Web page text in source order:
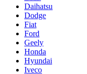
Daihatsu
Dodge
Fiat
Ford
Geely
Honda
Hyundai
Iveco